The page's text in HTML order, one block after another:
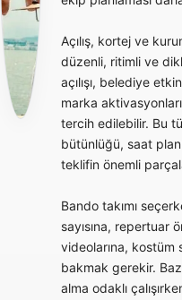
Açılış, kortej ve
düzenli, ritimli ve
açılışı, belediye
marka
tercih edilebilir. Bu
bütünlüğü, saat
teklifin önemli
Bando takımı
sayısına, repertuar
videolarına,
bakmak gerekir.
alma odaklı